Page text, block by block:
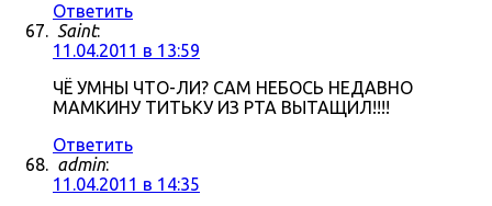
Ответить
Saint:
11.04.2011 в 13:59
ЧЁ УМНЫ ЧТО-ЛИ? САМ НЕБОСЬ НЕДАВНО
МАМКИНУ ТИТЬКУ ИЗ РТА ВЫТАЩИЛ!!!!
Ответить
admin:
11.04.2011 в 14:35